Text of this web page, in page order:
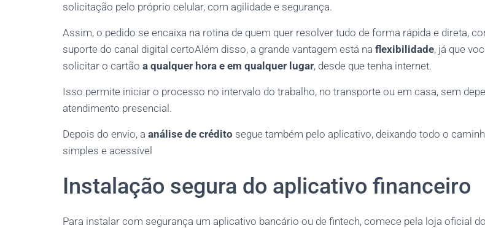
solicitação pelo próprio celular, com agilidade e segurança.
Assim, o pedido se encaixa na rotina de quem quer resolver tudo de forma rápida e direta,
suporte do canal digital certoAlém disso, a grande vantagem está na flexibilidade, já que
solicitar o cartão a qualquer hora e em qualquer lugar, desde que tenha internet.
Isso permite iniciar o processo no intervalo do trabalho, no transporte ou em casa, sem
atendimento presencial.
Depois do envio, a análise de crédito segue também pelo aplicativo, deixando todo o
simples e acessível
Instalação segura do aplicativo financeiro
Para instalar com segurança um aplicativo bancário ou de fintech, comece pela loja oficial